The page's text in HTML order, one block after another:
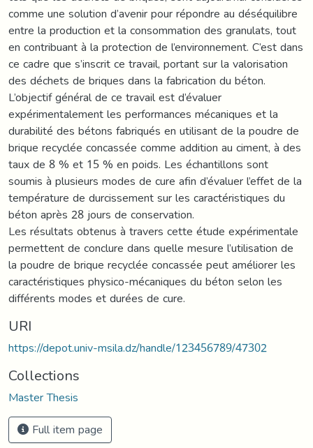
comme une solution d’avenir pour répondre au déséquilibre
entre la production et la consommation des granulats, tout
en contribuant à la protection de l’environnement. C’est dans
ce cadre que s’inscrit ce travail, portant sur la valorisation
des déchets de briques dans la fabrication du béton.
L’objectif général de ce travail est d’évaluer
expérimentalement les performances mécaniques et la
durabilité des bétons fabriqués en utilisant de la poudre de
brique recyclée concassée comme addition au ciment, à des
taux de 8 % et 15 % en poids. Les échantillons sont
soumis à plusieurs modes de cure afin d’évaluer l’effet de la
température de durcissement sur les caractéristiques du
béton après 28 jours de conservation.
Les résultats obtenus à travers cette étude expérimentale
permettent de conclure dans quelle mesure l’utilisation de
la poudre de brique recyclée concassée peut améliorer les
caractéristiques physico-mécaniques du béton selon les
différents modes et durées de cure.
URI
https://depot.univ-msila.dz/handle/123456789/47302
Collections
Master Thesis
Full item page